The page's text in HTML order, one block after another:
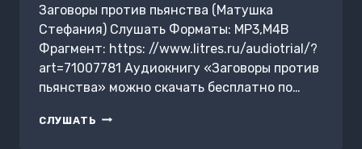
Заговоры против пьянства (Матушка
Стефания) Слушать Форматы: MP3,M4B
Фрагмент: https: //www.litres.ru/audiotrial/?
art=71007781 Аудиокнигу «Заговоры против
пьянства» можно скачать бесплатно по…
СЛУШАТЬ ЗАГОВОРЫ